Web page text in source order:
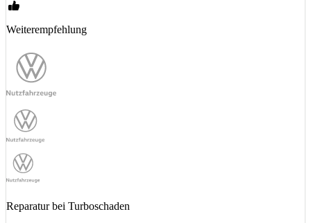
Weiterempfehlung
Reparatur bei Turboschaden